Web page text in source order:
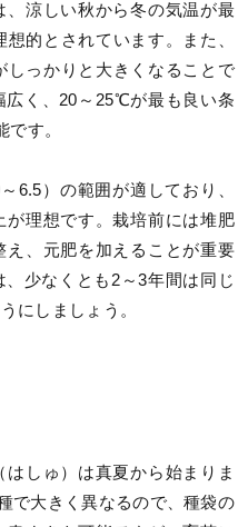
涼しい秋から冬の気温が最
的とされています。また、
っかりと大きくなることで
広く、20～25℃が最も良い条
す。
6.5）の範囲が適しており、
理想です。栽培前には堆肥
、元肥を加えることが重要
少なくとも2～3年間は同じ
にしましょう。
しゅ）は真夏から始まりま
で大きく異なるので、種袋の